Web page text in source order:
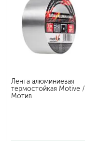
Лента алюминиевая
термостойкая Motive /
Мотив